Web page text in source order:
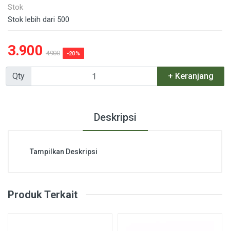
Stok
Stok lebih dari 500
3.900 4.900 -20%
Qty + Keranjang
Deskripsi
Tampilkan Deskripsi
Produk Terkait